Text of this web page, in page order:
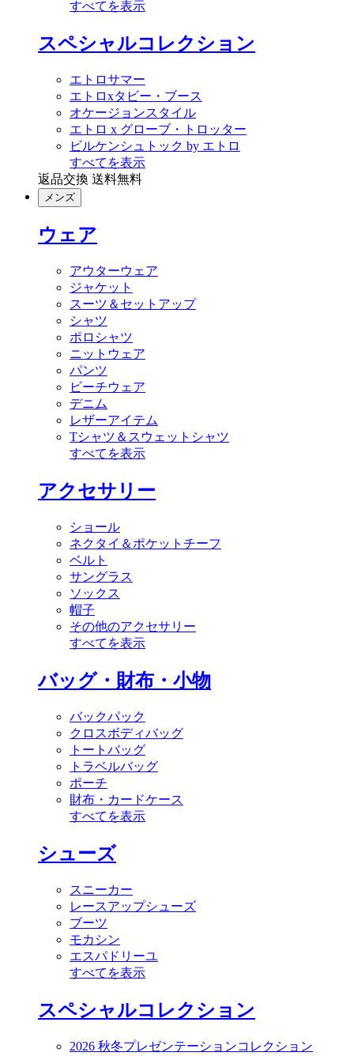
すべてを表示
スペシャルコレクション
エトロサマー
エトロxタビー・ブース
オケージョンスタイル
エトロ x グローブ・トロッター
ビルケンシュトック by エトロ
すべてを表示
返品交換 送料無料
メンズ
ウェア
アウターウェア
ジャケット
スーツ＆セットアップ
シャツ
ポロシャツ
ニットウェア
パンツ
ビーチウェア
デニム
レザーアイテム
Tシャツ＆スウェットシャツ
すべてを表示
アクセサリー
ショール
ネクタイ＆ポケットチーフ
ベルト
サングラス
ソックス
帽子
その他のアクセサリー
すべてを表示
バッグ・財布・小物
バックパック
クロスボディバッグ
トートバッグ
トラベルバッグ
ポーチ
財布・カードケース
すべてを表示
シューズ
スニーカー
レースアップシューズ
ブーツ
モカシン
エスパドリーユ
すべてを表示
スペシャルコレクション
2026 秋冬プレゼンテーションコレクション